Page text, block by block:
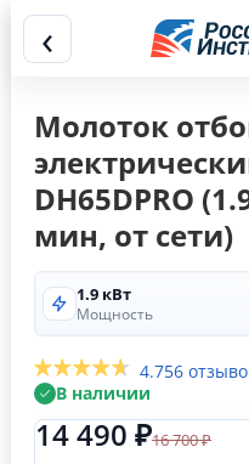
‹
Молоток
DH65DPRO
мин, от сети)
1.9 кВт
Мощность
4.756
В наличии
14 490 ₽16 700 ₽